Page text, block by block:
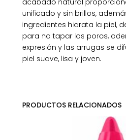
acabado natural
unificado y sin brillos,
ingredientes hidrata la piel,
para no tapar los poros,
expresión y las arrugas se
piel suave, lisa y joven.
PRODUCTOS RELACIONADOS